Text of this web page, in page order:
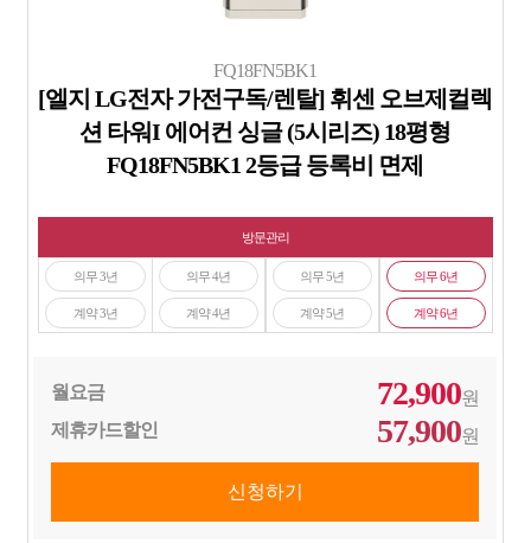
FQ18FN5BK1
[엘지 LG전자 가전구독/렌탈] 휘센 오브제컬렉
션 타워I 에어컨 싱글 (5시리즈) 18평형
FQ18FN5BK1 2등급 등록비 면제
방문관리
의무 3년
계약 3년
의무 4년
계약 4년
의무 5년
계약 5년
의무 6년
계약 6년
월요금 72,900원
제휴카드할인
57,900원